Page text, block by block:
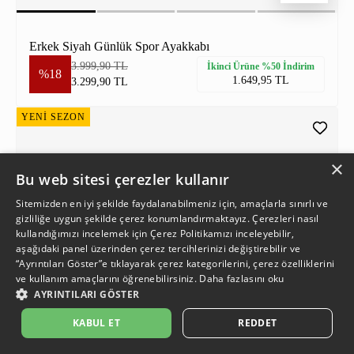
Erkek Siyah Günlük Spor Ayakkabı
%18
3.999,90 TL
3.299,90 TL
İkinci Ürüne %50 İndirim
1.649,95 TL
YENİ SEZON
×
Bu web sitesi çerezler kullanır
Sitemizden en iyi şekilde faydalanabilmeniz için, amaçlarla sınırlı ve
gizliliğe uygun şekilde çerez konumlandırmaktayız. Çerezleri nasıl
kullandığımızı incelemek içinÇerez Politikamızı inceleyebilir,
aşağıdaki panel üzerinden çerez tercihlerinizi değiştirebilir ve
“Ayrıntıları Göster”e tıklayarak çerez kategorilerini, çerez özelliklerini
ve kullanım amaçlarını öğrenebilirsiniz. Daha fazlasını oku
AYRINTILARI GÖSTER
KABUL ET REDDET